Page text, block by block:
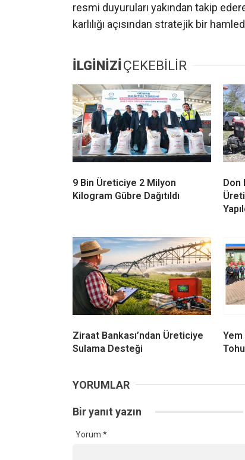
resmi duyuruları yakından takip
karlılığı açısından stratejik bir
İLGİNİZİÇEKEBİLİR
9 Bin Üreticiye 2 Milyon
Kilogram Gübre Dağıtıldı
Don
Ziraat Bankası’ndan Üreticiye
Sulama Desteği
YORUMLAR
Bir yanıt yazın
Yorum *